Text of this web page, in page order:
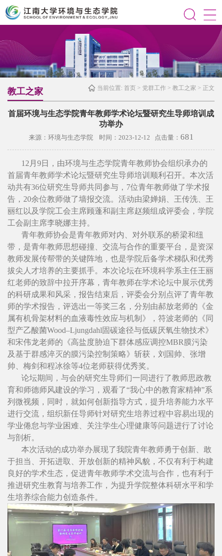
当前位置: 首页 > 党群工作 > 教工之家 > 正文
教工之家
首届环境与生态学院青年教师学术论坛暨研究生导师培训成
功举办
来源：环境与生态学院 时间：2023-12-12 点击量： 681
12月9日，由环境与生态学院青年教师协会组织承办的
首届青年教师学术论坛暨研究生导师培训顺利召开。本次活
动共有36位研究生导师共同参与，7位青年教师做了学术报
告，20余位教师做了墙报交流。活动由梁婵娟、王传洗、王
丽红以及学院工会主席顾蓬和副主席赵频组成评委会，学院
工会副主席李晓娜主持。
青年教师协会是青年教师对内、对外联系的桥梁和纽
带，是青年教师思想碰撞、交流与合作的重要平台，是资深
教师发展传帮带的关键阵地，也是学院后备学术梯队和优秀
拔尖人才培养的主要抓手。本次论坛在环境科学系主任王丽
红老师的致辞中拉开序幕，青年教师在学术论坛中展示优秀
的科研成果和风采，报告结束后，评委会分别点评了青年教
师的学术报告，评选出一等奖三名，分别由郝放老师的《金
属有机骨架材料的血液毒性效应与机制》，符波老师的《同
型产乙酸菌Wood–Ljungdahl固碳途径与低碳厌氧生物技术》
和宋伟龙老师的《高盐度胁迫下群体感应调控MBR膜污染
及基于群感淬灭的膜污染控制策略》斩获，刘国帅、张增
帅、梅剑和程冰徐等4位老师获得优秀奖。
论坛期间，与会的研究生导师们一同进行了教师思政教
育和师德师风建设的学习，观看了“我心中的教育家精神”系
列微视频，同时，就如何创新指导方式，提升培养能力水平
进行交流，组织新任导师针对研究生培养过程中容易出现的
学业倦怠与学业困难、关注学生心理健康等问题进行了讨论
与剖析。
本次活动的成功举办展现了我院青年教师勇于创新、敢
于担当、开拓进取、开放创新的精神风貌，不仅有利于构建
良好的学术生态，促进青年教师学术交流与合作，也有利于
推进研究生教育与培养工作，为提升学院整体科研水平和学
生培养综合能力创造条件。